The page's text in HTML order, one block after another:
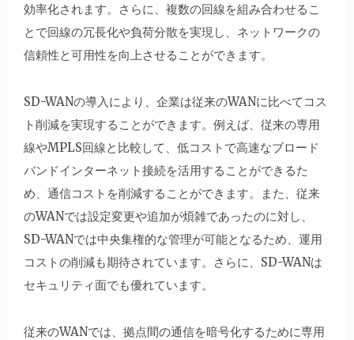
効率化されます。さらに、複数の回線を組み合わせるこ
とで回線の冗長化や負荷分散を実現し、ネットワークの
信頼性と可用性を向上させることができます。
SD-WANの導入により、企業は従来のWANに比べてコス
ト削減を実現することができます。例えば、従来の専用
線やMPLS回線と比較して、低コストで高速なブロード
バンドインターネット接続を活用することができるた
め、通信コストを削減することができます。また、従来
のWANでは設定変更や追加が煩雑であったのに対し、
SD-WANでは中央集権的な管理が可能となるため、運用
コストの削減も期待されています。さらに、SD-WANは
セキュリティ面でも優れています。
従来のWANでは、拠点間の通信を暗号化するために専用